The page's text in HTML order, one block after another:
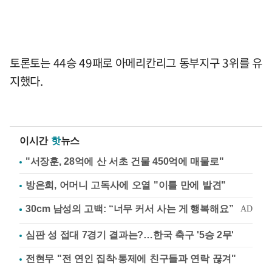
토론토는 44승 49패로 아메리칸리그 동부지구 3위를 유
지했다.
이시간 핫뉴스
"서장훈, 28억에 산 서초 건물 450억에 매물로"
방은희, 어머니 고독사에 오열 "이틀 만에 발견"
심판 성 접대 7경기 결과는?…한국 축구 '5승 2무'
전현무 "전 연인 집착·통제에 친구들과 연락 끊겨"